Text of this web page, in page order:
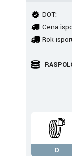
DOT:
Cena
Rok
D